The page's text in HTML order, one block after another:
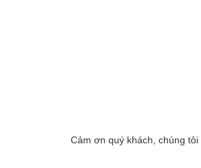
Cảm ơn quý khách, chúng